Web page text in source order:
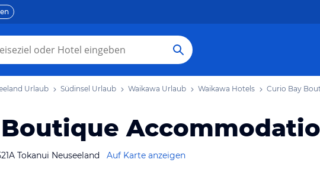
Urlaub Südinsel Urlaub Waikawa Urlaub Waikawa Hotels Curio Bay
Tokanui Neuseeland Auf Karte anzeigen